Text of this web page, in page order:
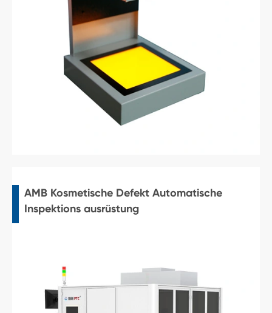
AMB Kosmetische Defekt Automatische
Inspektions ausrüstung